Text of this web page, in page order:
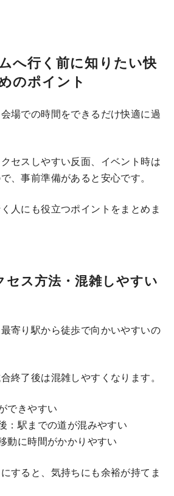
へ行く前に知りたい快
のポイント
場での時間をできるだけ快適に過
セスしやすい反面、イベント時は
、事前準備があると安心です。
人にも役立つポイントをまとめま
セス方法・混雑しやすい
寄り駅から徒歩で向かいやすいの
終了後は混雑しやすくなります。
できやすい
：駅までの道が混みやすい
動に時間がかかりやすい
すると、気持ちにも余裕が持てま